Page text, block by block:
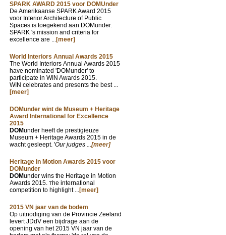
SPARK AWARD 2015 voor DOMUnder
De Amerikaanse SPARK Award 2015
voor Interior Architecture of Public
Spaces is toegekend aan DOMunder.
SPARK 's mission and criteria for
excellence are ...[meer]
World Interiors Annual Awards 2015
The World Interiors Annual Awards 2015
have nominated 'DOMunder' to
participate in WIN Awards 2015.
WIN celebrates and presents the best ...
[meer]
DOMunder wint de Museum + Heritage
Award International for Excellence
2015
DOMunder heeft de prestigieuze
Museum + Heritage Awards 2015 in de
wacht gesleept. 'Our judges ...[meer]
Heritage in Motion Awards 2015 voor
DOMunder
DOMunder wins the Heritage in Motion
Awards 2015. The international
competition to highlight ...[meer]
2015 VN jaar van de bodem
Op uitnodiging van de Provincie Zeeland
levert JDdV een bijdrage aan de
opening van het 2015 VN jaar van de